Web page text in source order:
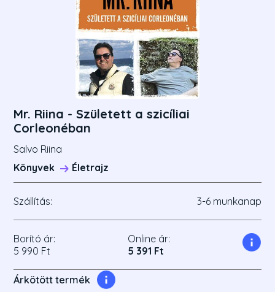
Mr. Riina - Született a szicíliai
Corleonéban
Salvo Riina
Könyvek
Életrajz
Szállítás: 3-6 munkanap
Borító ár:
5 990 Ft
Online ár:
5 391 Ft
Árkötött termék